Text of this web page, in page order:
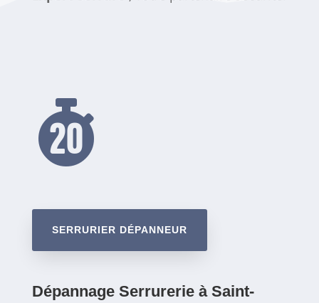

SERRURIER DÉPANNEUR
Dépannage Serrurerie à Saint-